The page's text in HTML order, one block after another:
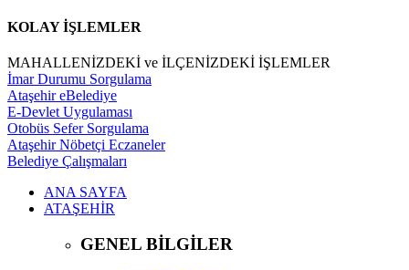
KOLAY İŞLEMLER
MAHALLENİZDEKİ ve İLÇENİZDEKİ İŞLEMLER
İmar Durumu Sorgulama
Ataşehir eBelediye
E-Devlet Uygulaması
Otobüs Sefer Sorgulama
Ataşehir Nöbetçi Eczaneler
Belediye Çalışmaları
ANA SAYFA
ATAŞEHİR
GENEL BİLGİLER